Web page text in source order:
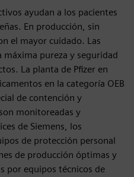
ayudan a los pacientes
En producción, sin
el mayor cuidado. Las
pureza y seguridad
La planta de Pfizer en
en la categoría OEB
de contención y
monitoreadas y
de Siemens, los
de protección personal
de producción óptimas y
por equipos técnicos de